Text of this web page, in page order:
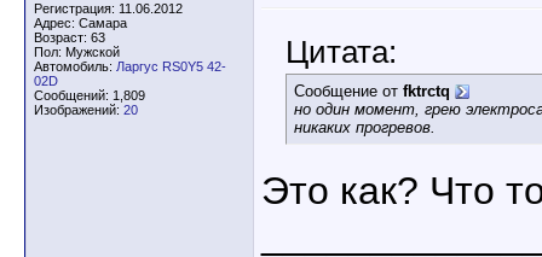
Регистрация: 11.06.2012
Адрес: Самара
Возраст: 63
Пол: Мужской
Автомобиль: Ларгус RS0Y5 42-
02D
Сообщений: 1,809
Изображений: 20
Цитата:
Сообщение от fktrctq
но один момент, грею
никаких прогревов.
Это как? Что